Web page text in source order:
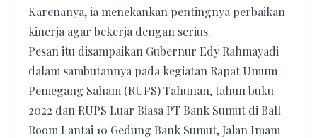
Karenanya, ia menekankan pentingnya perbaikan
kinerja agar bekerja dengan serius.
Pesan itu disampaikan Gubernur Edy Rahmayadi
dalam sambutannya pada kegiatan Rapat Umum
Pemegang Saham (RUPS) Tahunan, tahun buku
2022 dan RUPS Luar Biasa PT Bank Sumut di Ball
Room Lantai 10 Gedung Bank Sumut, Jalan Imam